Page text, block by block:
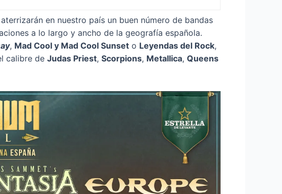
en nuestro país un buen número de bandas
a lo largo y ancho de la geografía española.
, Mad Cool y Mad Cool Sunset o Leyendas del Rock,
calibre de Judas Priest, Scorpions, Metallica, Queens